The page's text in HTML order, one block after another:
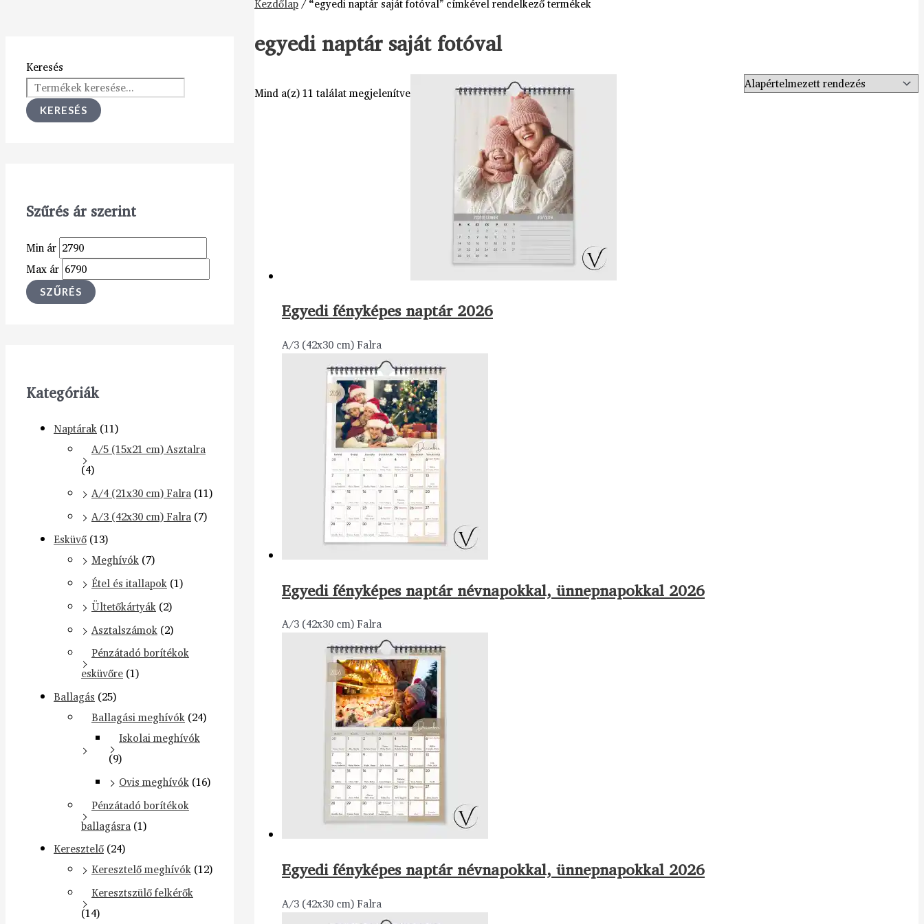
Keresés
KERESÉS
Szűrés ár szerint
Min ár
Max ár
SZŰRÉS
Kategóriák
Naptárak (11)
A/5 (15x21 cm) Asztalra
(4)
A/4 (21x30 cm) Falra (11)
A/3 (42x30 cm) Falra (7)
Esküvő (13)
Meghívók (7)
Étel és itallapok (1)
Ültetőkártyák (2)
Asztalszámok (2)
Pénzátadó borítékok
esküvőre (1)
Ballagás (25)
Ballagási meghívók (24)
Iskolai meghívók
(9)
Ovis meghívók (16)
Pénzátadó borítékok
ballagásra (1)
Keresztelő (24)
Keresztelő meghívók (12)
Keresztszülő felkérők
(14)
Kezdőlap/ “egyedi naptár saját fotóval” címkével rendelkező termékek
egyedi naptár saját fotóval
Mind a(z) 11 találat megjelenítve
Egyedi fényképes naptár 2026
A/3 (42x30 cm) Falra
Egyedi fényképes naptár névnapokkal, ünnepnapokkal 2026
A/3 (42x30 cm) Falra
Egyedi fényképes naptár névnapokkal, ünnepnapokkal 2026
A/3 (42x30 cm) Falra